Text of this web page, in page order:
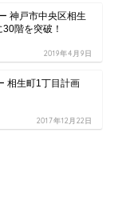
神戸市中央区相生
階を突破！
2019年4月9日
相生町1丁目計画
2017年12月22日